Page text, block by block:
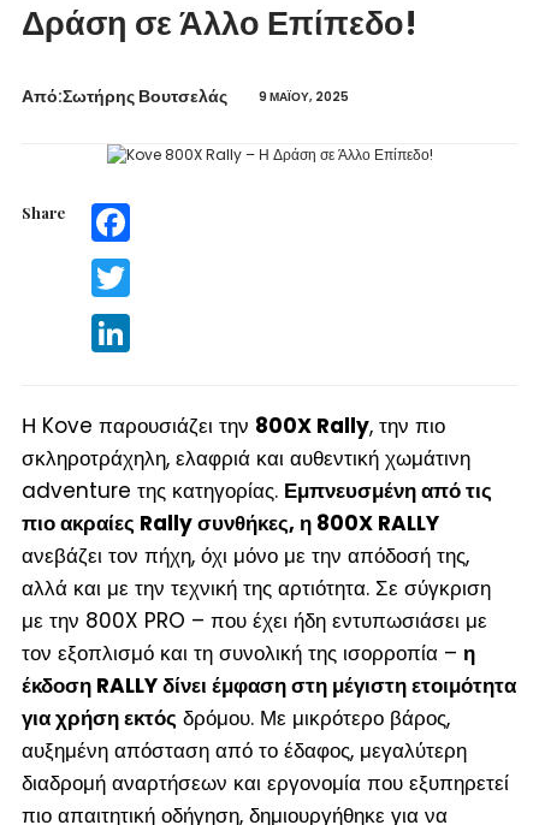
Δράση σε Άλλο Επίπεδο!
Από:Σωτήρης Βουτσελάς 9 ΜΑΪ́ΟΥ, 2025
Share Facebook
Twitter
LinkedIn
Η Kove παρουσιάζει την 800X Rally, την πιο
σκληροτράχηλη, ελαφριά και αυθεντική χωμάτινη
adventure της κατηγορίας. Εμπνευσμένη από τις
πιο ακραίες Rally συνθήκες, η 800X RALLY
ανεβάζει τον πήχη, όχι μόνο με την απόδοσή της,
αλλά και με την τεχνική της αρτιότητα. Σε σύγκριση
με την 800X PRO – που έχει ήδη εντυπωσιάσει με
τον εξοπλισμό και τη συνολική της ισορροπία – η
έκδοση RALLY δίνει έμφαση στη μέγιστη ετοιμότητα
για χρήση εκτόςδρόμου. Με μικρότερο βάρος,
αυξημένη απόσταση από το έδαφος, μεγαλύτερη
διαδρομή αναρτήσεων και εργονομία που εξυπηρετεί
πιο απαιτητική οδήγηση, δημιουργήθηκε για να